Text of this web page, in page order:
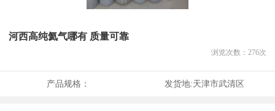
河西高纯氦气哪有 质量可靠
浏览次数： 276次
产品规格： 发货地:天津市武清区